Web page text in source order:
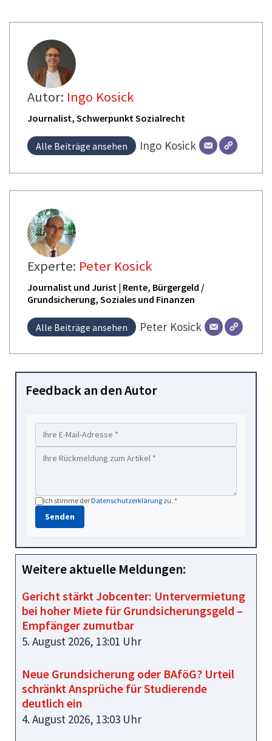
Autor: Ingo Kosick
Journalist, Schwerpunkt Sozialrecht
Alle Beiträge ansehen Ingo Kosick
Experte: Peter Kosick
Journalist und Jurist | Rente, Bürgergeld /
Grundsicherung, Soziales und Finanzen
Alle Beiträge ansehen Peter Kosick
Feedback an den Autor
Ich stimme derDatenschutzerklärung zu. *
Senden
Weitere aktuelle Meldungen:
Gericht stärkt Jobcenter: Untervermietung
bei hoher Miete für Grundsicherungsgeld –
Empfänger zumutbar
5. August 2026, 13:01 Uhr
Neue Grundsicherung oder BAföG? Urteil
schränkt Ansprüche für Studierende
deutlich ein
4. August 2026, 13:03 Uhr